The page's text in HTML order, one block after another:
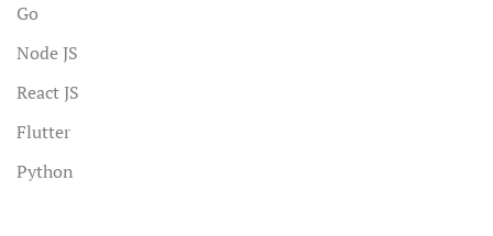
Go
Node JS
React JS
Flutter
Python